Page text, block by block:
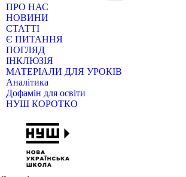
ПРО НАС
НОВИНИ
СТАТТІ
Є ПИТАННЯ
ПОГЛЯД
ІНКЛЮЗІЯ
МАТЕРІАЛИ ДЛЯ УРОКІВ
Аналітика
Дофамін для освіти
НУШ КОРОТКО